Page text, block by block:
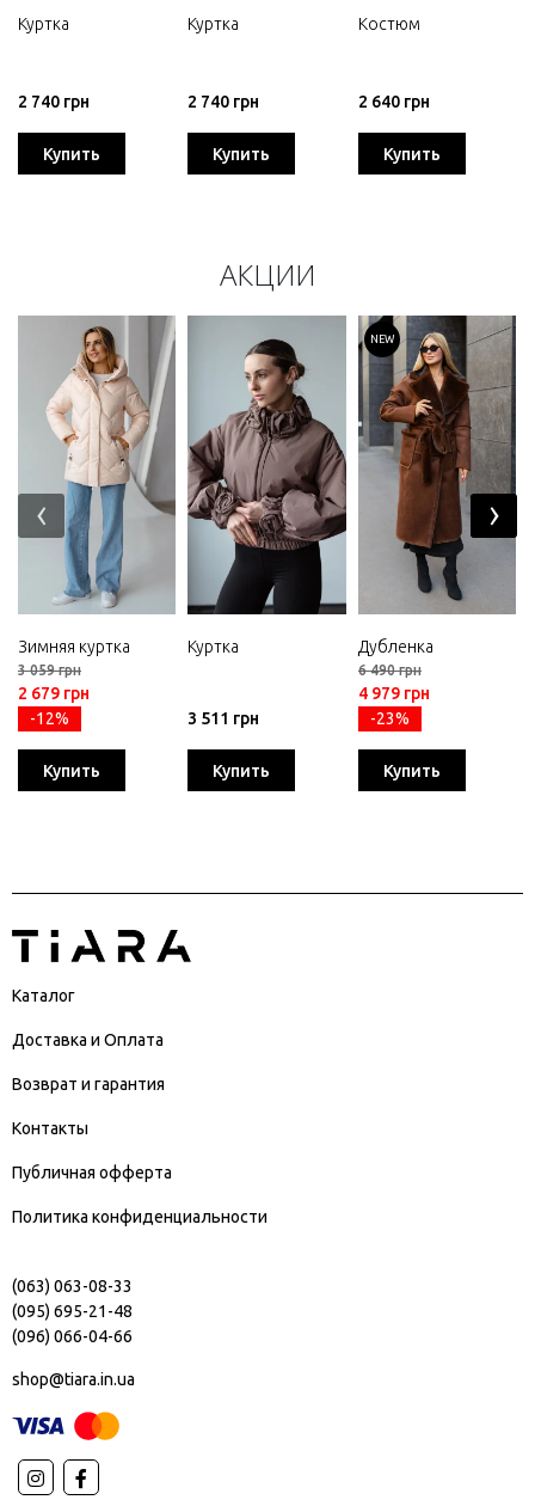
Куртка
2 740 грн
Купить
Куртка
2 740 грн
Купить
Костюм
2 640 грн
Купить
АКЦИИ
Зимняя куртка
3 059 грн
2 679 грн
-12%
Купить
Куртка
3 511 грн
Купить
NEW
Дубленка
6 490 грн
4 979 грн
-23%
Купить
‹ ›
Каталог
Доставка и Оплата
Возврат и гарантия
Контакты
Публичная офферта
Политика конфиденциальности
(063) 063-08-33
(095) 695-21-48
(096) 066-04-66
shop@tiara.in.ua